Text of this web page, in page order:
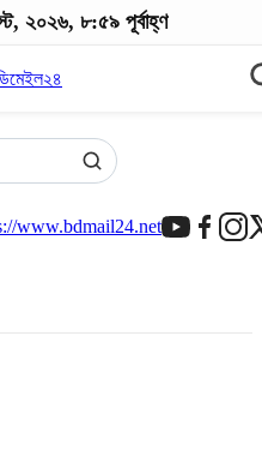
www.bdmail24.net
২০২৬, ৮:৫৯ পূর্বাহ্ণ